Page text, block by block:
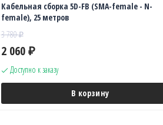
Кабельная сборка 5D-FB (SMA-female - N-
female), 25 метров
3 780₽
2 060 ₽
Доступно к заказу
В корзину